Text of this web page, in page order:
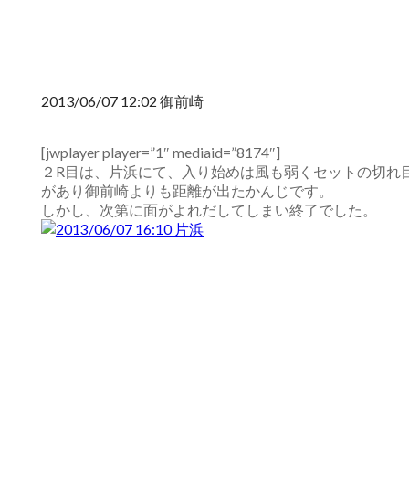
2013/06/07 12:02 御前崎
[jwplayer player=”1″ mediaid=”8174″]
２R目は、片浜にて、入り始めは風も弱くセットの切
があり御前崎よりも距離が出たかんじです。
しかし、次第に面がよれだしてしまい終了でした。